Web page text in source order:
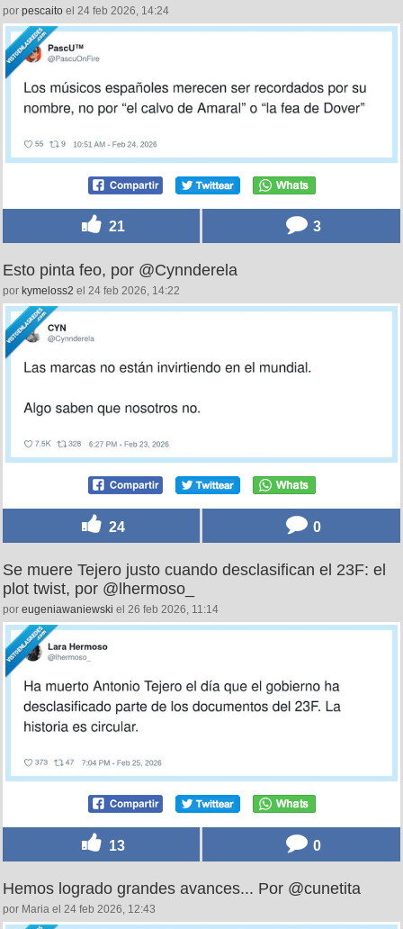
por pescaito el 24 feb 2026, 14:24
21 3
Esto pinta feo, por @Cynnderela
por kymeloss2 el 24 feb 2026, 14:22
24 0
Se muere Tejero justo cuando desclasifican el 23F: el
plot twist, por @lhermoso_
por eugeniawaniewski el 26 feb 2026, 11:14
13 0
Hemos logrado grandes avances... Por @cunetita
por Maria el 24 feb 2026, 12:43